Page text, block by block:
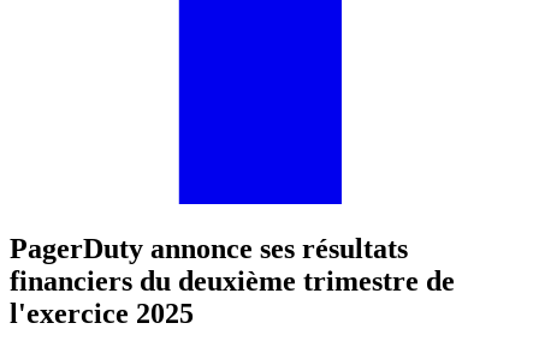
PagerDuty annonce ses résultats
financiers du deuxième trimestre de
l'exercice 2025